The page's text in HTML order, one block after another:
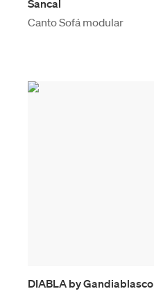
Sancal
Canto Sofá modular
DIABLA by Gandiablasco